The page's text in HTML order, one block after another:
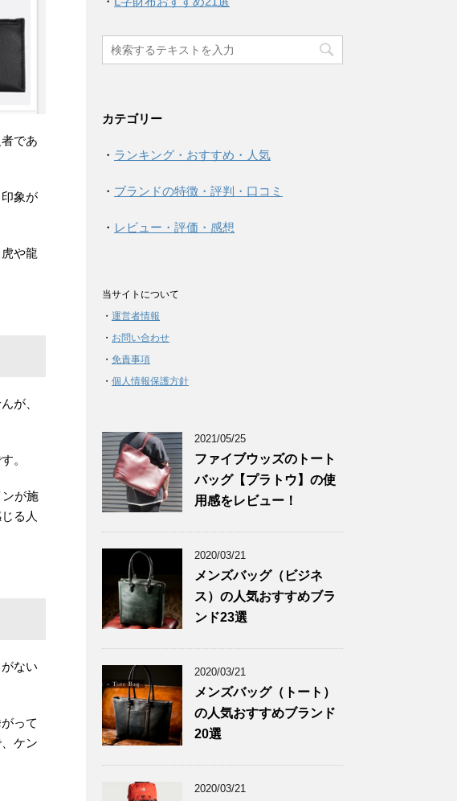
であ
象が
や龍
が、
。
が施
る人
ない
って
ケン
カテゴリー
・ ランキング・おすすめ・人気
・ ブランドの特徴・評判・口コミ
・ レビュー・評価・感想
当サイトについて
・ 運営者情報
・ お問い合わせ
・ 免責事項
・ 個人情報保護方針
2021/05/25
ファイブウッズのトート
バッグ【プラトウ】の使
用感をレビュー！
2020/03/21
メンズバッグ（ビジネ
ス）の人気おすすめブラ
ンド23選
2020/03/21
メンズバッグ（トート）
の人気おすすめブランド
20選
2020/03/21